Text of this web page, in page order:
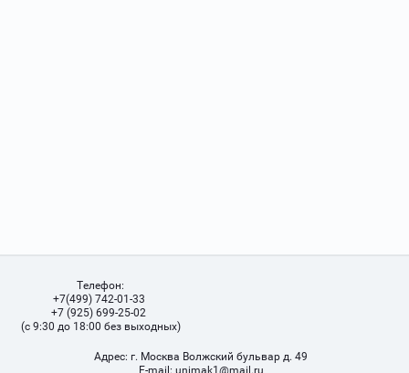
Телефон:
+7(499) 742-01-33
+7 (925) 699-25-02
(с 9:30 до 18:00 без выходных)
Адрес: г. Москва Волжский бульвар д. 49
Е-mail: unimak1@mail.ru